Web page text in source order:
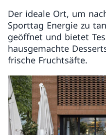
Der ideale Ort, um
Sporttag Energie zu
geöffnet und bietet
hausgemachte
frische Fruchtsäfte.